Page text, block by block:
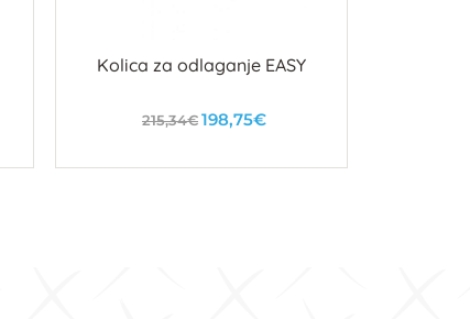
Kolica za odlaganje EASY
215,34€198,75€
U košaricu